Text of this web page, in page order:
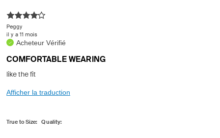
COMFORTABLE WEARING
il y a 11 mois
Peggy
Acheteur Vérifié
like the fit
Afficher la traduction
True to Size Quality